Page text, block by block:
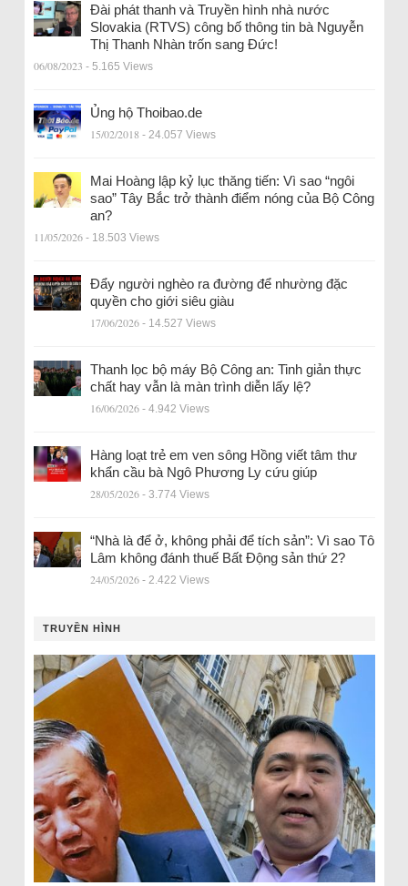
Đài phát thanh và Truyền hình nhà nước
Slovakia (RTVS) công bố thông tin bà Nguyễn
Thị Thanh Nhàn trốn sang Đức!
06/08/2023 - 5.165 Views
Ủng hộ Thoibao.de
15/02/2018 - 24.057 Views
Mai Hoàng lập kỷ lục thăng tiến: Vì sao “ngôi
sao” Tây Bắc trở thành điểm nóng của Bộ Công
an?
11/05/2026 - 18.503 Views
Đẩy người nghèo ra đường để nhường đặc
quyền cho giới siêu giàu
17/06/2026 - 14.527 Views
Thanh lọc bộ máy Bộ Công an: Tinh giản thực
chất hay vẫn là màn trình diễn lấy lệ?
16/06/2026 - 4.942 Views
Hàng loạt trẻ em ven sông Hồng viết tâm thư
khẩn cầu bà Ngô Phương Ly cứu giúp
28/05/2026 - 3.774 Views
“Nhà là để ở, không phải để tích sản”: Vì sao Tô
Lâm không đánh thuế Bất Động sản thứ 2?
24/05/2026 - 2.422 Views
TRUYỀN HÌNH